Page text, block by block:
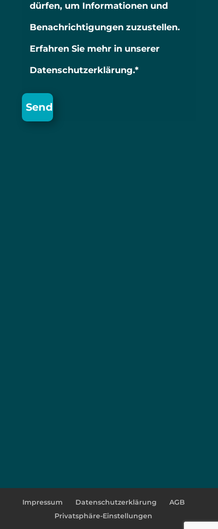
dürfen, um Informationen und
Benachrichtigungen zuzustellen.
Erfahren Sie mehr in unserer
Datenschutzerklärung.*
Impressum Datenschutzerklärung
AGB
Privatsphäre-Einstellungen